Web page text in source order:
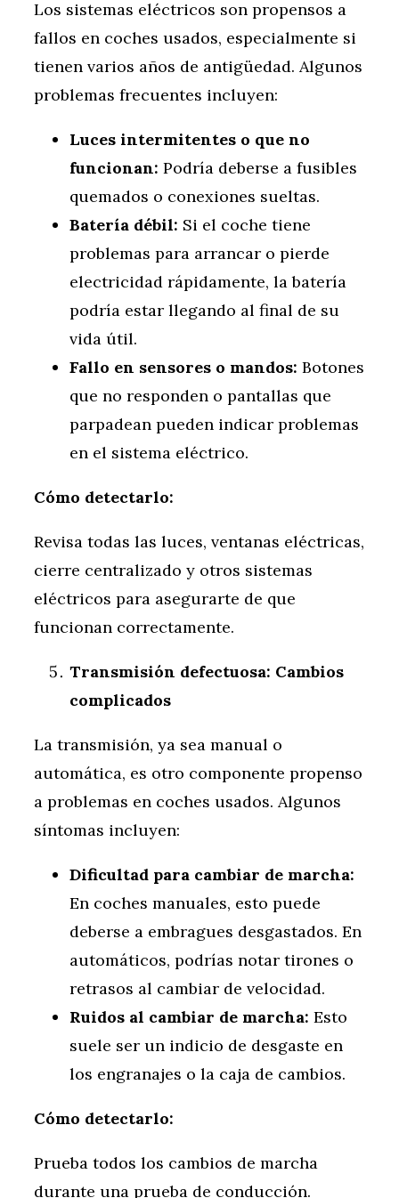
Los sistemas eléctricos son propensos a
fallos en coches usados, especialmente si
tienen varios años de antigüedad. Algunos
problemas frecuentes incluyen:
Luces intermitentes o que no
funcionan: Podría deberse a fusibles
quemados o conexiones sueltas.
Batería débil: Si el coche tiene
problemas para arrancar o pierde
electricidad rápidamente, la batería
podría estar llegando al final de su
vida útil.
Fallo en sensores o mandos: Botones
que no responden o pantallas que
parpadean pueden indicar problemas
en el sistema eléctrico.
Cómo detectarlo:
Revisa todas las luces, ventanas eléctricas,
cierre centralizado y otros sistemas
eléctricos para asegurarte de que
funcionan correctamente.
Transmisión defectuosa: Cambios
complicados
La transmisión, ya sea manual o
automática, es otro componente propenso
a problemas en coches usados. Algunos
síntomas incluyen:
Dificultad para cambiar de marcha:
En coches manuales, esto puede
deberse a embragues desgastados. En
automáticos, podrías notar tirones o
retrasos al cambiar de velocidad.
Ruidos al cambiar de marcha: Esto
suele ser un indicio de desgaste en
los engranajes o la caja de cambios.
Cómo detectarlo:
Prueba todos los cambios de marcha
durante una prueba de conducción.